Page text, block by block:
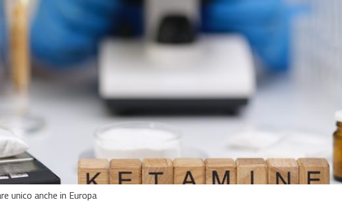
unico anche in Europa